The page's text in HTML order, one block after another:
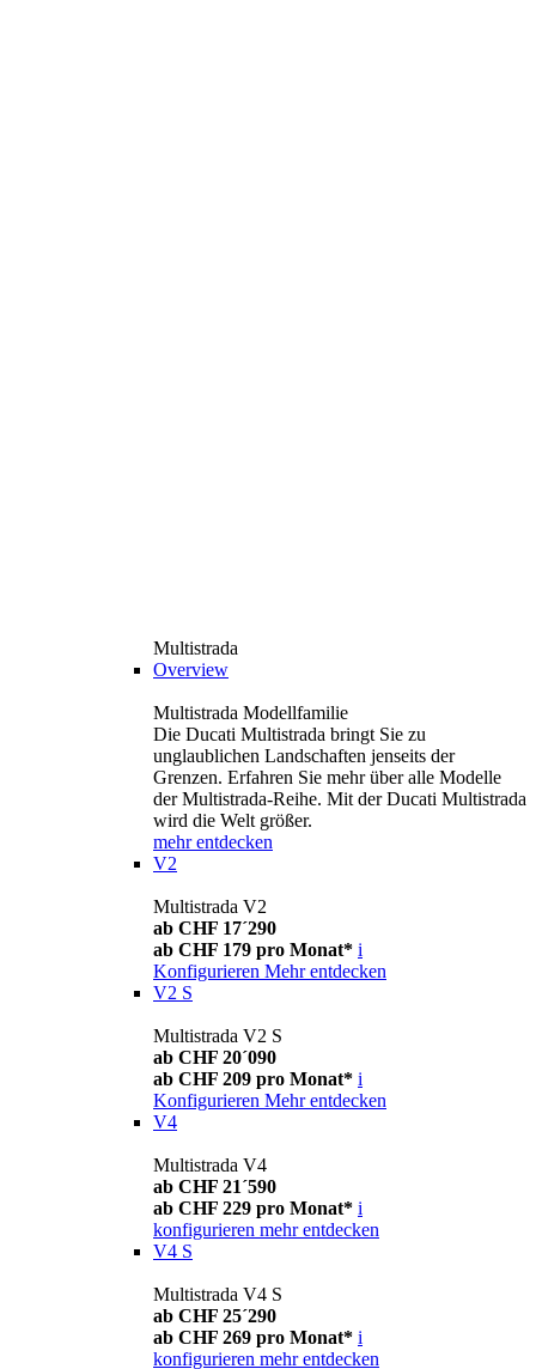
Multistrada
Overview
Multistrada Modellfamilie
Die Ducati Multistrada bringt Sie zu
unglaublichen Landschaften jenseits der
Grenzen. Erfahren Sie mehr über alle Modelle
der Multistrada-Reihe. Mit der Ducati Multistrada
wird die Welt größer.
mehr entdecken
V2
Multistrada V2
ab CHF 17´290
ab CHF 179 pro Monat* i
Konfigurieren Mehr entdecken
V2 S
Multistrada V2 S
ab CHF 20´090
ab CHF 209 pro Monat* i
Konfigurieren Mehr entdecken
V4
Multistrada V4
ab CHF 21´590
ab CHF 229 pro Monat* i
konfigurieren mehr entdecken
V4 S
Multistrada V4 S
ab CHF 25´290
ab CHF 269 pro Monat* i
konfigurieren mehr entdecken